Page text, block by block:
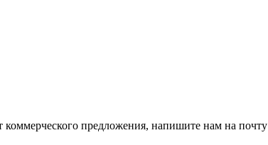
коммерческого предложения, напишите нам на почту